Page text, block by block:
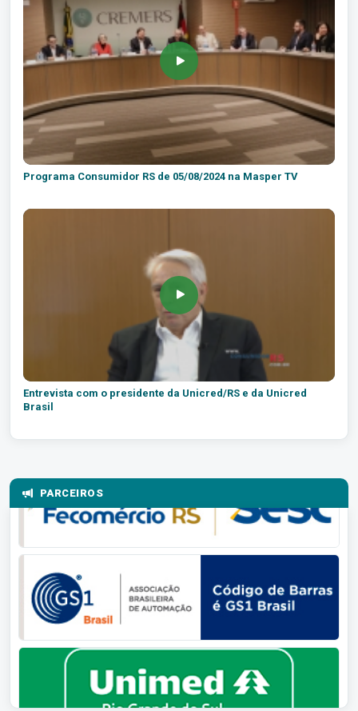
Programa Consumidor RS de 05/08/2024 na Masper TV
Entrevista com o presidente da Unicred/RS e da Unicred
Brasil
PARCEIROS